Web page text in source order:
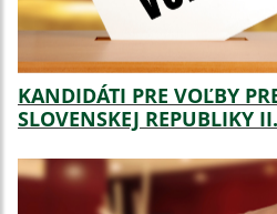
KANDIDÁTI PRE VOĽBY
SLOVENSKEJ